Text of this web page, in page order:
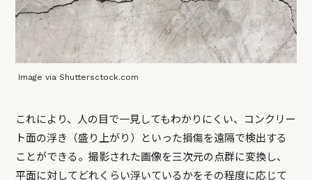
Image via Shuttersctock.com
これにより、人の目で一見してもわかりにくい、コンクリー
ト面の浮き（盛り上がり）といった損傷を遠隔で検出する
ことができる。撮影された画像を三次元の点群に変換し、
平面に対してどれくらい浮いているかをその程度に応じて